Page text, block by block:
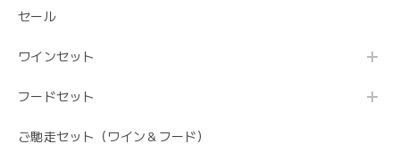
セール
ワインセット
フードセット
ご馳走セット（ワイン＆フード）